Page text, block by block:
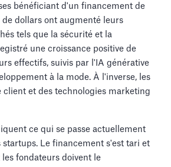
bénéficiant d'un financement de
dollars ont augmenté leurs
tels que la sécurité et la
une croissance positive de
effectifs, suivis par l'IA générative
à la mode. À l'inverse, les
client et des technologies marketing
ce qui se passe actuellement
startups. Le financement s'est tari et
les fondateurs doivent le